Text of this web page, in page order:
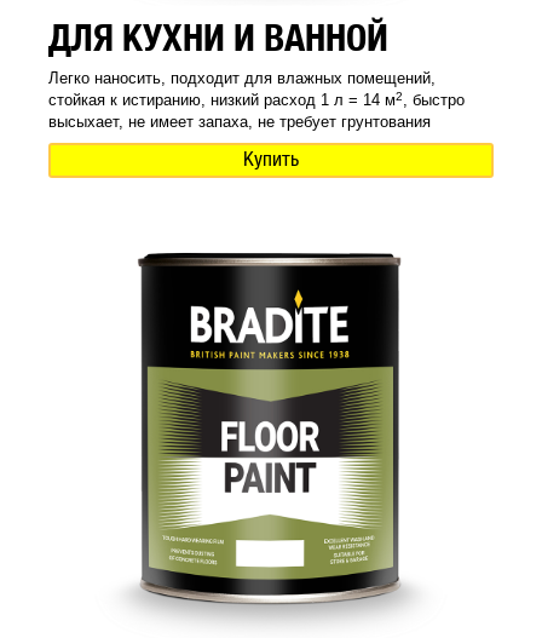
ДЛЯ КУХНИ И ВАННОЙ
Легко наносить, подходит для влажных помещений,
стойкая к истиранию, низкий расход 1 л = 14 м2, быстро
высыхает, не имеет запаха, не требует грунтования
Купить